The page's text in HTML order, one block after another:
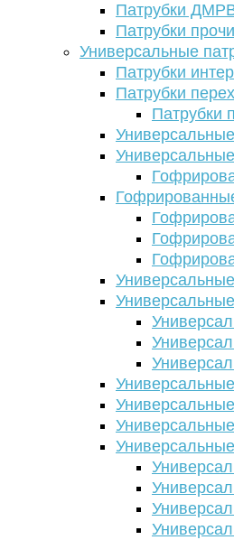
Патрубки
Патрубки
Универсальные
Патрубки
Патрубки
Патрубки